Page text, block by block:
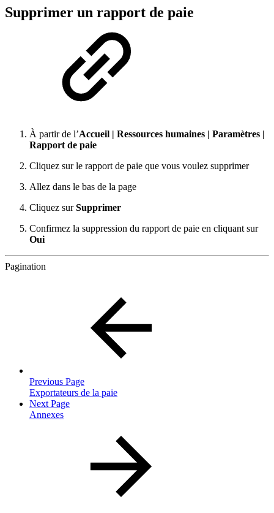
Supprimer un rapport de paie
À partir de l’Accueil | Ressources humaines | Paramètres |
Rapport de paie
Cliquez sur le rapport de paie que vous voulez supprimer
Allez dans le bas de la page
Cliquez surSupprimer
Confirmez la suppression du rapport de paie en cliquant sur
Oui
Pagination
Previous Page
Exportateurs de la paie
Next Page
Annexes